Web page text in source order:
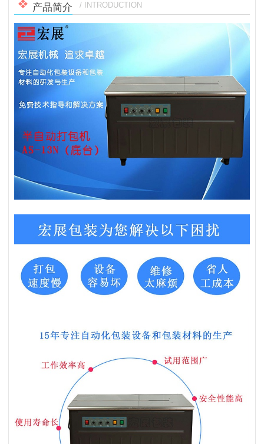
产品简介 / INTRODUCTION